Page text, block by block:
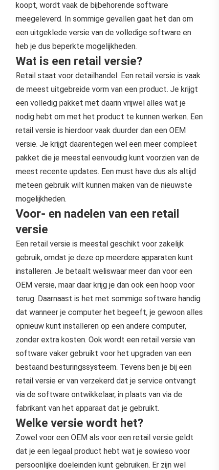
koopt, wordt vaak de bijbehorende software
meegeleverd. In sommige gevallen gaat het dan om
een uitgeklede versie van de volledige software en
heb je dus beperkte mogelijkheden.
Wat is een retail versie?
Retail staat voor detailhandel. Een retail versie is vaak
de meest uitgebreide vorm van een product. Je krijgt
een volledig pakket met daarin vrijwel alles wat je
nodig hebt om met het product te kunnen werken. Een
retail versie is hierdoor vaak duurder dan een OEM
versie. Je krijgt daarentegen wel een meer compleet
pakket die je meestal eenvoudig kunt voorzien van de
meest recente updates. Een must have dus als altijd
meteen gebruik wilt kunnen maken van de nieuwste
mogelijkheden.
Voor- en nadelen van een retail
versie
Een retail versie is meestal geschikt voor zakelijk
gebruik, omdat je deze op meerdere apparaten kunt
installeren. Je betaalt weliswaar meer dan voor een
OEM versie, maar daar krijg je dan ook een hoop voor
terug. Daarnaast is het met sommige software handig
dat wanneer je computer het begeeft, je gewoon alles
opnieuw kunt installeren op een andere computer,
zonder extra kosten. Ook wordt een retail versie van
software vaker gebruikt voor het upgraden van een
bestaand besturingssysteem. Tevens ben je bij een
retail versie er van verzekerd dat je service ontvangt
via de software ontwikkelaar, in plaats van via de
fabrikant van het apparaat dat je gebruikt.
Welke versie wordt het?
Zowel voor een OEM als voor een retail versie geldt
dat je een legaal product hebt wat je sowieso voor
persoonlijke doeleinden kunt gebruiken. Er zijn wel